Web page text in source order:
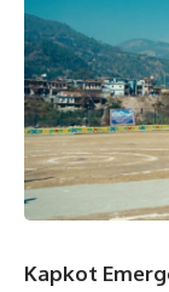
Kapkot